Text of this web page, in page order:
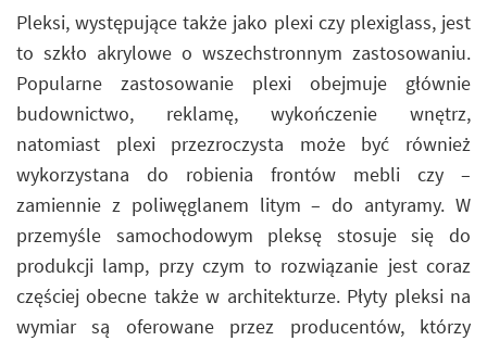
Pleksi, występujące także jako plexi czy plexiglass, jest
to szkło akrylowe o wszechstronnym zastosowaniu.
Popularne zastosowanie plexi obejmuje głównie
budownictwo, reklamę, wykończenie wnętrz,
natomiast plexi przezroczysta może być również
wykorzystana do robienia frontów mebli czy –
zamiennie z poliwęglanem litym – do antyramy. W
przemyśle samochodowym pleksę stosuje się do
produkcji lamp, przy czym to rozwiązanie jest coraz
częściej obecne także w architekturze. Płyty pleksi na
wymiar są oferowane przez producentów, którzy